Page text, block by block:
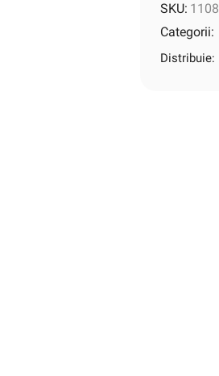
SKU:
Categorii:
Distribuie: